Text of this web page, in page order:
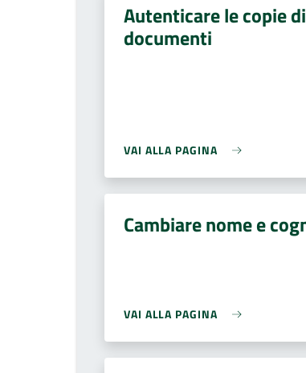
Autenticare le copie di
documenti
VAI ALLA PAGINA
Cambiare nome e
VAI ALLA PAGINA